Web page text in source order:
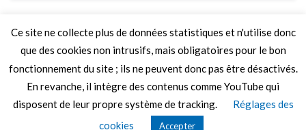
LIRE PLUS
Ce site ne collecte plus de données statistiques et n'utilise donc
que des cookies non intrusifs, mais obligatoires pour le bon
fonctionnement du site ; ils ne peuvent donc pas être désactivés.
En revanche, il intègre des contenus comme YouTube qui
disposent de leur propre système de tracking.
Réglages des
cookies
Accepter